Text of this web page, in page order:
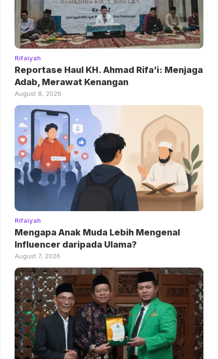
Rifaiyah
Reportase Haul KH. Ahmad Rifa’i: Menjaga
Adab, Merawat Kenangan
August 8, 2026
Rifaiyah
Mengapa Anak Muda Lebih Mengenal
Influencer daripada Ulama?
August 7, 2026